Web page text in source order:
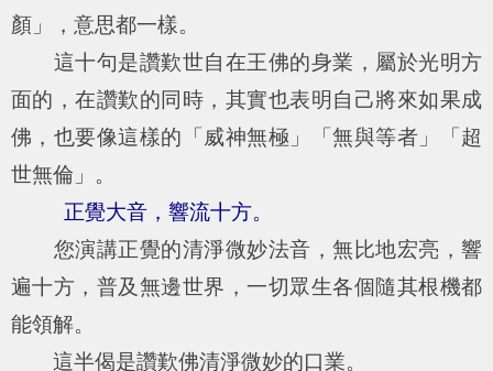
顏」，意思都一樣。
這十句是讚歎世自在王佛的身業，屬於光明方
面的，在讚歎的同時，其實也表明自己將來如果成
佛，也要像這樣的「威神無極」「無與等者」「超
世無倫」。
正覺大音，響流十方。
您演講正覺的清淨微妙法音，無比地宏亮，響
遍十方，普及無邊世界，一切眾生各個隨其根機都
能領解。
這半偈是讚歎佛清淨微妙的口業。